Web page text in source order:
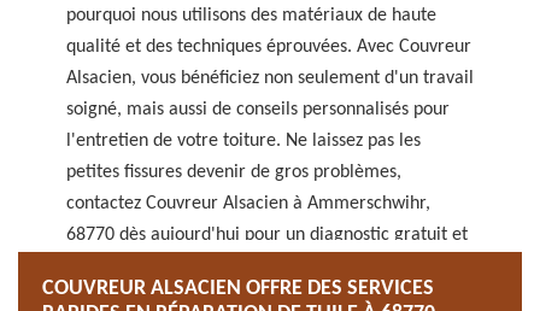
pourquoi nous utilisons des matériaux de haute
qualité et des techniques éprouvées. Avec Couvreur
Alsacien, vous bénéficiez non seulement d'un travail
soigné, mais aussi de conseils personnalisés pour
l'entretien de votre toiture. Ne laissez pas les
petites fissures devenir de gros problèmes,
contactez Couvreur Alsacien à Ammerschwihr,
68770 dès aujourd'hui pour un diagnostic gratuit et
COUVREUR ALSACIEN OFFRE DES SERVICES